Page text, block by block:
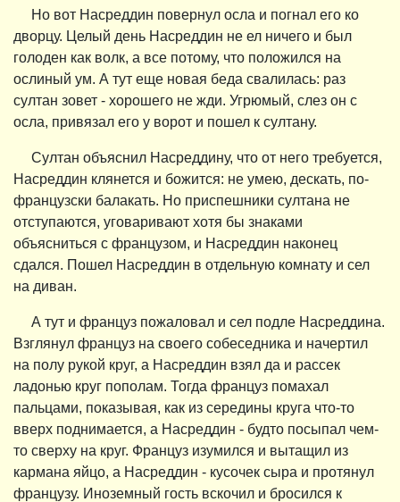
Но вот Насреддин повернул осла и погнал его ко
дворцу. Целый день Насреддин не ел ничего и был
голоден как волк, а все потому, что положился на
ослиный ум. А тут еще новая беда свалилась: раз
султан зовет - хорошего не жди. Угрюмый, слез он с
осла, привязал его у ворот и пошел к султану.
Султан объяснил Насреддину, что от него требуется,
Насреддин клянется и божится: не умею, дескать, по-
французски балакать. Но приспешники султана не
отступаются, уговаривают хотя бы знаками
объясниться с французом, и Насреддин наконец
сдался. Пошел Насреддин в отдельную комнату и сел
на диван.
А тут и француз пожаловал и сел подле Насреддина.
Взглянул француз на своего собеседника и начертил
на полу рукой круг, а Насреддин взял да и рассек
ладонью круг пополам. Тогда француз помахал
пальцами, показывая, как из середины круга что-то
вверх поднимается, а Насреддин - будто посыпал чем-
то сверху на круг. Француз изумился и вытащил из
кармана яйцо, а Насреддин - кусочек сыра и протянул
французу. Иноземный гость вскочил и бросился к